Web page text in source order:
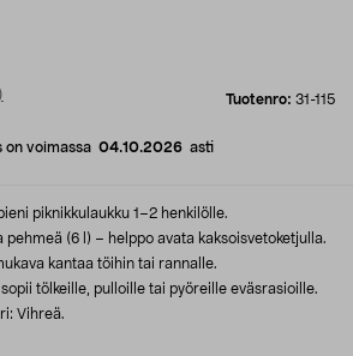
Tuotenro: 31-115
on voimassa 04.10.2026 asti
piknikkulaukku 1–2 henkilölle.
pehmeä (6 l) – helppo avata kaksoisvetoketjulla.
kantaa töihin tai rannalle.
tölkeille, pulloille tai pyöreille eväsrasioille.
Vihreä.